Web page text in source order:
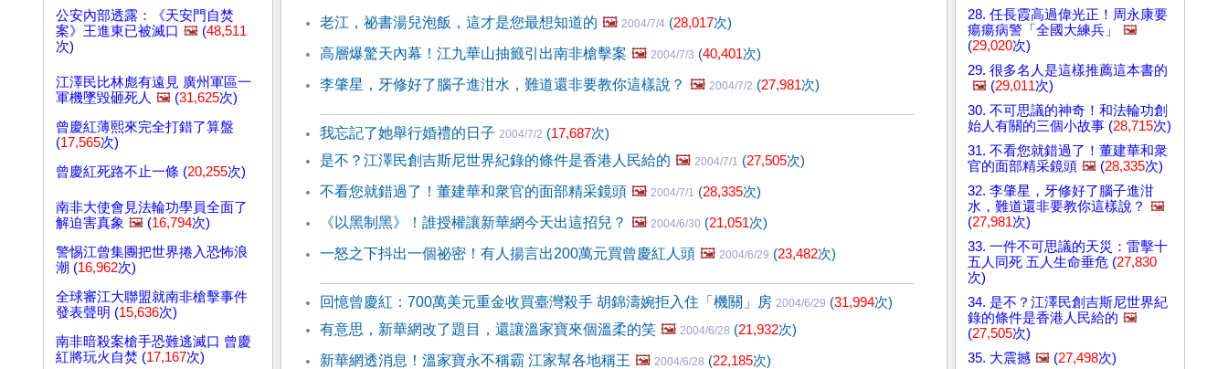
公安內部透露：《天安門自焚
案》王進東已被滅口 🖼️ (48,511
次)
江澤民比林彪有遠見 廣州軍區一
軍機墜毀砸死人 🖼️ (31,625次)
曾慶紅薄熙來完全打錯了算盤
(17,565次)
曾慶紅死路不止一條 (20,255次)
南非大使會見法輪功學員全面了
解迫害真象 🖼️ (16,794次)
警惕江曾集團把世界捲入恐怖浪
潮 (16,962次)
全球審江大聯盟就南非槍擊事件
發表聲明 (15,636次)
南非暗殺案槍手恐難逃滅口 曾慶
紅將玩火自焚 (17,167次)
老江，祕書湯兒泡飯，這才是您最想知道的 🖼️ 2004/7/4 (28,017次)
高層爆驚天內幕！江九華山抽籤引出南非槍擊案 🖼️ 2004/7/3 (40,401次)
李肇星，牙修好了腦子進泔水，難道還非要教你這樣說？ 🖼️ 2004/7/2 (27,981次)
我忘記了她舉行婚禮的日子 2004/7/2 (17,687次)
是不？江澤民創吉斯尼世界紀錄的條件是香港人民給的 🖼️ 2004/7/1 (27,505次)
不看您就錯過了！董建華和衆官的面部精采鏡頭 🖼️ 2004/7/1 (28,335次)
《以黑制黑》！誰授權讓新華網今天出這招兒？ 🖼️ 2004/6/30 (21,051次)
一怒之下抖出一個祕密！有人揚言出200萬元買曾慶紅人頭 🖼️ 2004/6/29 (23,482次)
回憶曾慶紅：700萬美元重金收買臺灣殺手 胡錦濤婉拒入住「機關」房 2004/6/29 (31,994次)
有意思，新華網改了題目，還讓溫家寶來個溫柔的笑 🖼️ 2004/6/28 (21,932次)
新華網透消息！溫家寶永不稱霸 江家幫各地稱王 🖼️ 2004/6/28 (22,185次)
28. 任長霞高過偉光正！周永康要
瘍瘍病警「全國大練兵」
🖼️
(29,020次)
29. 很多名人是這樣推薦這本書的
🖼️ (29,011次)
30. 不可思議的神奇！和法輪功創
始人有關的三個小故事 (28,715次)
31. 不看您就錯過了！董建華和衆
官的面部精采鏡頭 🖼️ (28,335次)
32. 李肇星，牙修好了腦子進泔
水，難道還非要教你這樣說？ 🖼️
(27,981次)
33. 一件不可思議的天災：雷擊十
五人同死 五人生命垂危 (27,830
次)
34. 是不？江澤民創吉斯尼世界紀
錄的條件是香港人民給的 🖼️
(27,505次)
35. 大震撼 🖼️ (27,498次)